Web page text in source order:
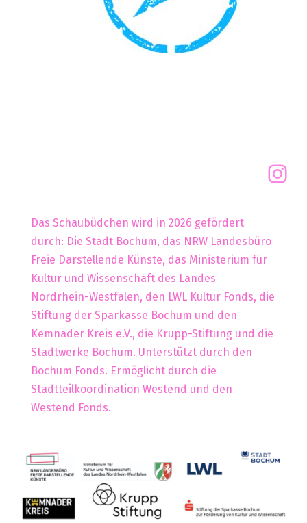
Das Schaubüdchen wird in 2026 gefördert
durch: Die Stadt Bochum, das NRW Landesbüro
Freie Darstellende Künste, das Ministerium für
Kultur und Wissenschaft des Landes
Nordrhein-Westfalen, den LWL Kultur Fonds, die
Stiftung der Sparkasse Bochum und den
Kemnader Kreis e.V., die Krupp-Stiftung und die
Stadtwerke Bochum. Unterstützt durch den
Bochum Fonds. Ermöglicht durch die
Stadtteilkoordination Westend und den
Westend Fonds.